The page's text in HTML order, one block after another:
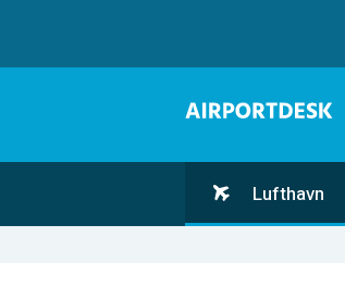
Lufthavn